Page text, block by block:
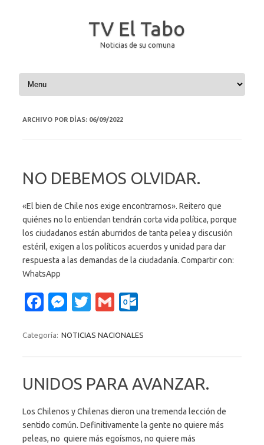
TV El Tabo
Noticias de su comuna
Saltar al contenido
ARCHIVO POR DÍAS: 06/09/2022
NO DEBEMOS OLVIDAR.
«El bien de Chile nos exige encontrarnos». Reitero que
quiénes no lo entiendan tendrán corta vida política, porque
los ciudadanos están aburridos de tanta pelea y discusión
estéril, exigen a los políticos acuerdos y unidad para dar
respuesta a las demandas de la ciudadanía. Compartir con:
WhatsApp
Fa
e
o
o
k
M
se
g
er
T
it
r
G
ail lo
k.
c
o
m
Categoría: NOTICIAS NACIONALES
UNIDOS PARA AVANZAR.
Los Chilenos y Chilenas dieron una tremenda lección de
sentido común. Definitivamente la gente no quiere más
peleas, no quiere más egoísmos, no quiere más